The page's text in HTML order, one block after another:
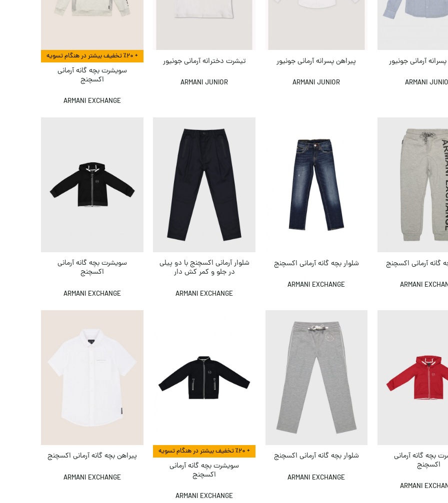
آرمانی جونیور
ARMANI
پیراهن پسرانه آرمانی جونیور
ARMANI JUNIOR
تیشرت دخترانه آرمانی جونیور
ARMANI JUNIOR
+ ٪۲۰ تخفیف بیشتر در هنگام تسویه
سویشرت بچه گانه آرمانی
اکسچنج
ARMANI EXCHANGE
گانه آرمانی اکسچنج
ARMANI
شلوار بچه گانه آرمانی اکسچنج
ARMANI EXCHANGE
شلوار آرمانی اکسچنج با دو پیلی
در جلو و کمر کش دار
ARMANI EXCHANGE
سویشرت بچه گانه آرمانی
اکسچنج
ARMANI EXCHANGE
بچه گانه آرمانی
اکسچنج
ARMANI
شلوار بچه گانه آرمانی اکسچنج
ARMANI EXCHANGE
+ ٪۲۰ تخفیف بیشتر در هنگام تسویه
سویشرت بچه گانه آرمانی
اکسچنج
ARMANI EXCHANGE
پیراهن بچه گانه آرمانی اکسچنج
ARMANI EXCHANGE